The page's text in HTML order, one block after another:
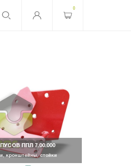
0
ППЛ 7.00.000
кронштейны, стойки